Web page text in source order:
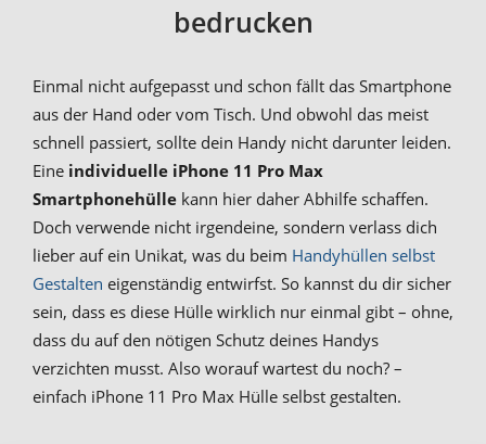
bedrucken
Einmal nicht aufgepasst und schon fällt das Smartphone
aus der Hand oder vom Tisch. Und obwohl das meist
schnell passiert, sollte dein Handy nicht darunter leiden.
Eine individuelle iPhone 11 Pro Max
Smartphonehülle kann hier daher Abhilfe schaffen.
Doch verwende nicht irgendeine, sondern verlass dich
lieber auf ein Unikat, was du beim Handyhüllen selbst
Gestalten eigenständig entwirfst. So kannst du dir sicher
sein, dass es diese Hülle wirklich nur einmal gibt – ohne,
dass du auf den nötigen Schutz deines Handys
verzichten musst. Also worauf wartest du noch? –
einfach iPhone 11 Pro Max Hülle selbst gestalten.